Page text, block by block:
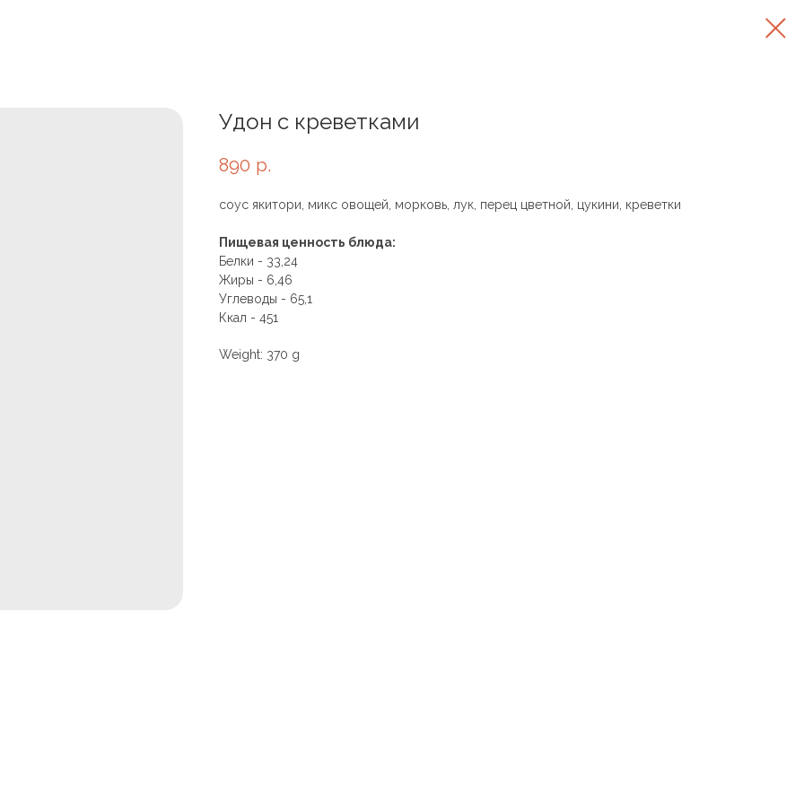
Удон с креветками
890 р.
соус якитори, микс овощей, морковь, лук, перец цветной, цукини, креветки
Пищевая ценность блюда:
Белки - 33,24
Жиры - 6,46
Углеводы - 65,1
Ккал - 451
Weight: 370 g